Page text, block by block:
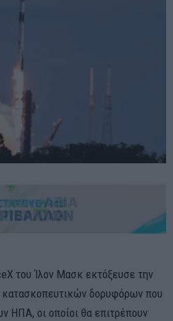
του Ίλον Μασκ εκτόξευσε την
κατασκοπευτικών δορυφόρων που
ΗΠΑ, οι οποίοι θα επιτρέπουν